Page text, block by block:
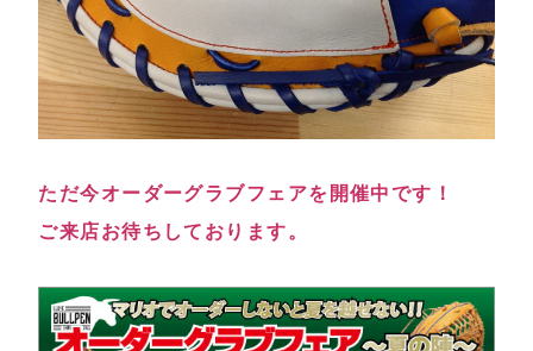
ただ今オーダーグラブフェアを開催中です！
ご来店お待ちしております。